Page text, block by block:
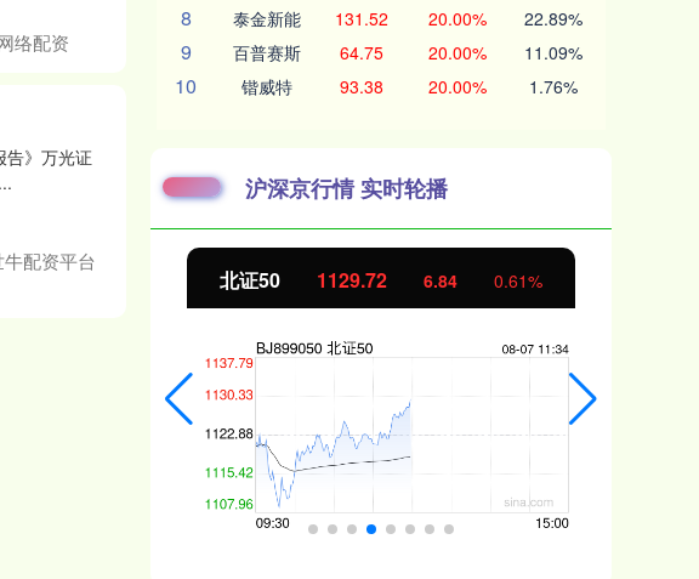
络配资
告》万光证
配资平台
8 泰金新能 131.52 20.00% 22.89%
9 百普赛斯 64.75 20.00% 11.09%
10 锴威特 93.38 20.00% 1.76%
沪深京行情 实时轮播
北证50 6.84 0.61% 创业板指